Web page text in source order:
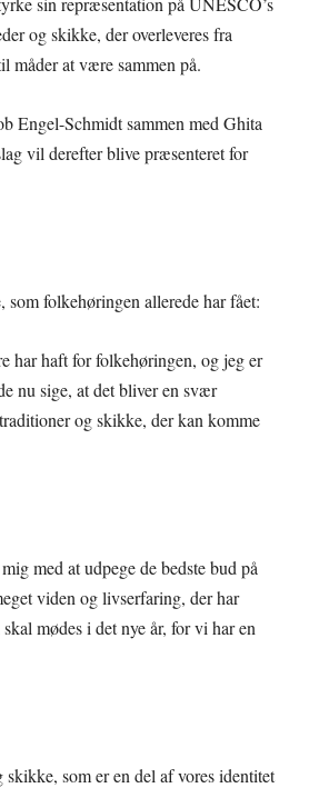
og skikke, der overleveres fra
måder at være sammen på.
Engel-Schmidt sammen med Ghita
vil derefter blive præsenteret for
folkehøringen allerede har fået:
har haft for folkehøringen, og jeg er
nu sige, at det bliver en svær
og skikke, der kan komme
med at udpege de bedste bud på
viden og livserfaring, der har
mødes i det nye år, for vi har en
som er en del af vores identitet